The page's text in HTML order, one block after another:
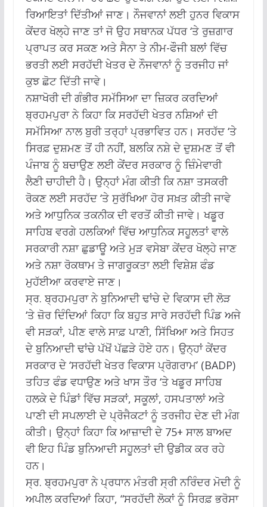
ਰਿਆਇਤਾਂ ਦਿੱਤੀਆਂ ਜਾਣ। ਨੌਜਵਾਨਾਂ ਲਈ ਹੁਨਰ ਵਿਕਾਸ
ਕੇਂਦਰ ਖੋਲ੍ਹੇ ਜਾਣ ਤਾਂ ਜੋ ਉਹ ਸਥਾਨਕ ਪੱਧਰ ‘ਤੇ ਰੁਜ਼ਗਾਰ
ਪ੍ਰਾਪਤ ਕਰ ਸਕਣ ਅਤੇ ਸੈਨਾ ਤੇ ਨੀਮ-ਫੌਜੀ ਬਲਾਂ ਵਿੱਚ
ਭਰਤੀ ਲਈ ਸਰਹੱਦੀ ਖੇਤਰ ਦੇ ਨੌਜਵਾਨਾਂ ਨੂੰ ਤਰਜੀਹ ਜਾਂ
ਕੁਝ ਛੋਟ ਦਿੱਤੀ ਜਾਵੇ।
ਨਸ਼ਾਖੋਰੀ ਦੀ ਗੰਭੀਰ ਸਮੱਸਿਆ ਦਾ ਜ਼ਿਕਰ ਕਰਦਿਆਂ
ਬ੍ਰਹਮਪੁਰਾ ਨੇ ਕਿਹਾ ਕਿ ਸਰਹੱਦੀ ਖੇਤਰ ਨਸ਼ਿਆਂ ਦੀ
ਸਮੱਸਿਆ ਨਾਲ ਬੁਰੀ ਤਰ੍ਹਾਂ ਪ੍ਰਭਾਵਿਤ ਹਨ। ਸਰਹੱਦ ‘ਤੇ
ਸਿਰਫ਼ ਦੁਸ਼ਮਣ ਤੋਂ ਹੀ ਨਹੀਂ, ਬਲਕਿ ਨਸ਼ੇ ਦੇ ਦੁਸ਼ਮਣ ਤੋਂ ਵੀ
ਪੰਜਾਬ ਨੂੰ ਬਚਾਉਣ ਲਈ ਕੇਂਦਰ ਸਰਕਾਰ ਨੂੰ ਜ਼ਿੰਮੇਵਾਰੀ
ਲੈਣੀ ਚਾਹੀਦੀ ਹੈ। ਉਨ੍ਹਾਂ ਮੰਗ ਕੀਤੀ ਕਿ ਨਸ਼ਾ ਤਸਕਰੀ
ਰੋਕਣ ਲਈ ਸਰਹੱਦ ‘ਤੇ ਸੁਰੱਖਿਆ ਹੋਰ ਸਖ਼ਤ ਕੀਤੀ ਜਾਵੇ
ਅਤੇ ਆਧੁਨਿਕ ਤਕਨੀਕ ਦੀ ਵਰਤੋਂ ਕੀਤੀ ਜਾਵੇ। ਖਡੂਰ
ਸਾਹਿਬ ਵਰਗੇ ਹਲਕਿਆਂ ਵਿੱਚ ਆਧੁਨਿਕ ਸਹੂਲਤਾਂ ਵਾਲੇ
ਸਰਕਾਰੀ ਨਸ਼ਾ ਛੁਡਾਊ ਅਤੇ ਮੁੜ ਵਸੇਬਾ ਕੇਂਦਰ ਖੋਲ੍ਹੇ ਜਾਣ
ਅਤੇ ਨਸ਼ਾ ਰੋਕਥਾਮ ਤੇ ਜਾਗਰੂਕਤਾ ਲਈ ਵਿਸ਼ੇਸ਼ ਫੰਡ
ਮੁਹੱਈਆ ਕਰਵਾਏ ਜਾਣ।
ਸ੍ਰ. ਬ੍ਰਹਮਪੁਰਾ ਨੇ ਬੁਨਿਆਦੀ ਢਾਂਚੇ ਦੇ ਵਿਕਾਸ ਦੀ ਲੋੜ
‘ਤੇ ਜ਼ੋਰ ਦਿੰਦਿਆਂ ਕਿਹਾ ਕਿ ਬਹੁਤ ਸਾਰੇ ਸਰਹੱਦੀ ਪਿੰਡ ਅਜੇ
ਵੀ ਸੜਕਾਂ, ਪੀਣ ਵਾਲੇ ਸਾਫ਼ ਪਾਣੀ, ਸਿੱਖਿਆ ਅਤੇ ਸਿਹਤ
ਦੇ ਬੁਨਿਆਦੀ ਢਾਂਚੇ ਪੱਖੋਂ ਪੱਛੜੇ ਹੋਏ ਹਨ। ਉਨ੍ਹਾਂ ਕੇਂਦਰ
ਸਰਕਾਰ ਦੇ ‘ਸਰਹੱਦੀ ਖੇਤਰ ਵਿਕਾਸ ਪ੍ਰੋਗਰਾਮ’ (BADP)
ਤਹਿਤ ਫੰਡ ਵਧਾਉਣ ਅਤੇ ਖਾਸ ਤੌਰ ‘ਤੇ ਖਡੂਰ ਸਾਹਿਬ
ਹਲਕੇ ਦੇ ਪਿੰਡਾਂ ਵਿੱਚ ਸੜਕਾਂ, ਸਕੂਲਾਂ, ਹਸਪਤਾਲਾਂ ਅਤੇ
ਪਾਣੀ ਦੀ ਸਪਲਾਈ ਦੇ ਪ੍ਰੋਜੈਕਟਾਂ ਨੂੰ ਤਰਜੀਹ ਦੇਣ ਦੀ ਮੰਗ
ਕੀਤੀ। ਉਨ੍ਹਾਂ ਕਿਹਾ ਕਿ ਆਜ਼ਾਦੀ ਦੇ 75+ ਸਾਲ ਬਾਅਦ
ਵੀ ਇਹ ਪਿੰਡ ਬੁਨਿਆਦੀ ਸਹੂਲਤਾਂ ਦੀ ਉਡੀਕ ਕਰ ਰਹੇ
ਹਨ।
ਸ੍ਰ. ਬ੍ਰਹਮਪੁਰਾ ਨੇ ਪ੍ਰਧਾਨ ਮੰਤਰੀ ਸ੍ਰੀ ਨਰਿੰਦਰ ਮੋਦੀ ਨੂੰ
ਅਪੀਲ ਕਰਦਿਆਂ ਕਿਹਾ, “ਸਰਹੱਦੀ ਲੋਕਾਂ ਨੂੰ ਸਿਰਫ਼ ਭਰੋਸਾ